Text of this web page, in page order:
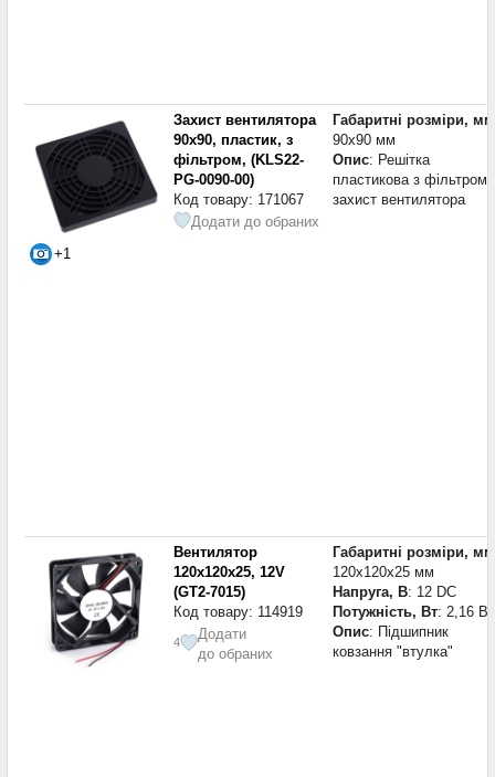
+1
Захист вентилятора
90x90, пластик, з
фільтром, (KLS22-
PG-0090-00)
Код товару: 171067
Додати до обраних
Габаритні розміри, мм
90x90 мм
Опис: Решітка
пластикова з фільтром /
захист вентилятора
Вентилятор
120x120x25, 12V
(GT2-7015)
Код товару: 114919
4
Додати
до обраних
Габаритні розміри, мм
120x120x25 мм
Напруга, В: 12 DC
Потужність, Вт: 2,16 Вт
Опис: Підшипник
ковзання "втулка"